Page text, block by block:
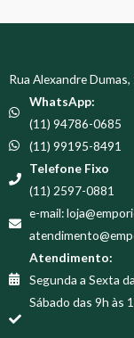
Rua Alexandre
WhatsApp:
(11) 94786-0685
(11) 99195-8491
Telefone Fixo
(11) 2597-0881
e-mail:
Atendimento:
Segunda a Sexta
Sábado das 9h às